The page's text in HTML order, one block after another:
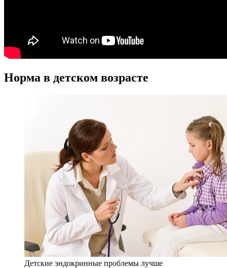
Норма в детском возрасте
Детские эндокринные проблемы лучше